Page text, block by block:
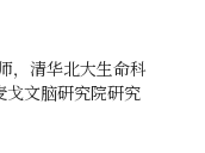
，清华北大生命科
文脑研究院研究